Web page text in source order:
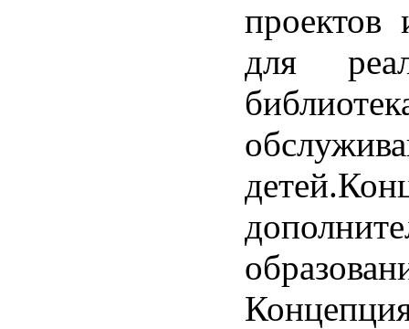
проектов
для